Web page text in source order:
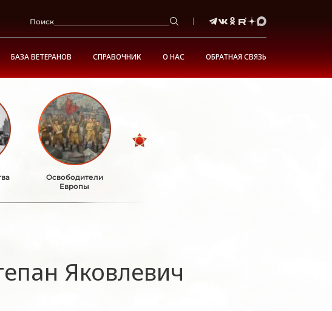
Поиск
БАЗА ВЕТЕРАНОВ СПРАВОЧНИК О НАС ОБРАТНАЯ СВЯЗЬ
Освободители
Европы
Яковлевич